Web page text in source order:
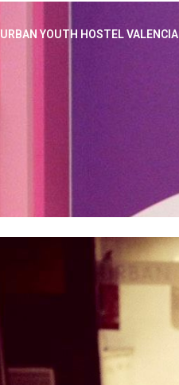
URBAN YOUTH HOSTEL VALENCIA